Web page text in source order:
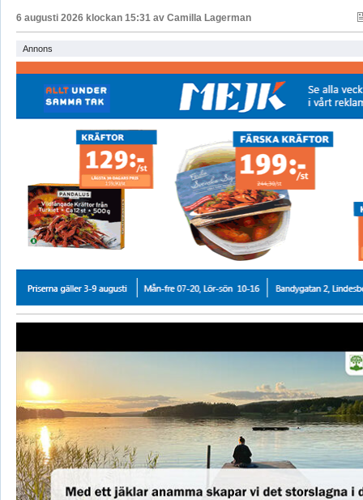
6 augusti 2026 klockan 15:31 av Camilla Lagerman
Annons